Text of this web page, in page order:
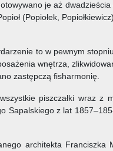
je aż dwadzieścia
(Popiołek,
to w pewnym
wnętrza,
zastępczą fisharmonię.
piszczałki wraz z
Sapalskiego z lat
architekta Franciszka